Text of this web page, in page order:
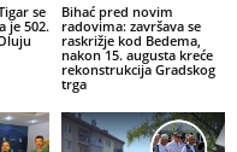
se
je 502.
Bihać pred novim
radovima: završava se
raskrižje kod Bedema,
nakon 15. augusta kreće
rekonstrukcija Gradskog
trga